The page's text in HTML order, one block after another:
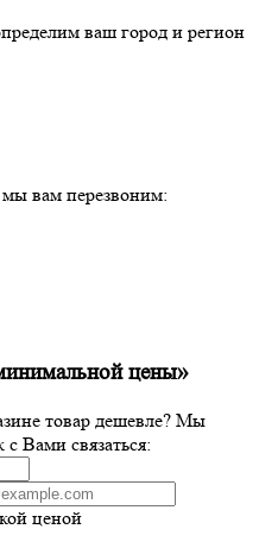
ваш город и регион
вам перезвоним:
цены»
товар дешевле? Мы
Вами связаться:
ценой